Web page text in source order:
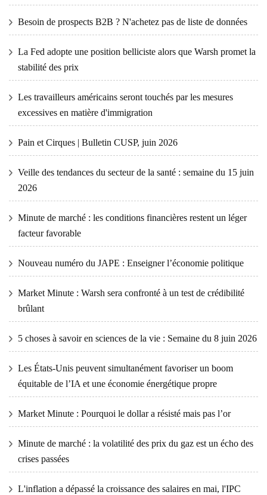
Besoin de prospects B2B ? N'achetez pas de liste de données
La Fed adopte une position belliciste alors que Warsh promet la
stabilité des prix
Les travailleurs américains seront touchés par les mesures
excessives en matière d'immigration
Pain et Cirques | Bulletin CUSP, juin 2026
Veille des tendances du secteur de la santé : semaine du 15 juin
2026
Minute de marché : les conditions financières restent un léger
facteur favorable
Nouveau numéro du JAPE : Enseigner l’économie politique
Market Minute : Warsh sera confronté à un test de crédibilité
brûlant
5 choses à savoir en sciences de la vie : Semaine du 8 juin 2026
Les États-Unis peuvent simultanément favoriser un boom
équitable de l’IA et une économie énergétique propre
Market Minute : Pourquoi le dollar a résisté mais pas l’or
Minute de marché : la volatilité des prix du gaz est un écho des
crises passées
L'inflation a dépassé la croissance des salaires en mai, l'IPC